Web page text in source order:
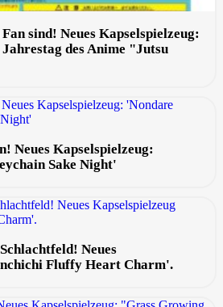
sind! Neues Kapselspielzeug:
des Anime "Jutsu
Neues Kapselspielzeug:
Sake Night'
Neues
Fluffy Heart Charm'.